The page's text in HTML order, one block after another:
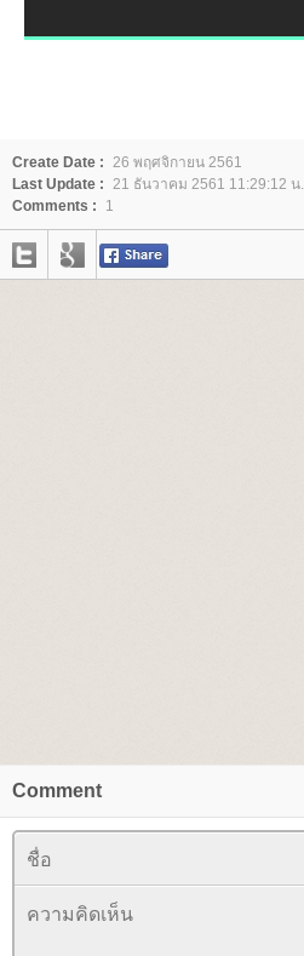
Create Date : 26 พฤศจิกายน 2561
Last Update : 21 ธันวาคม 2561 11:29:12 น.
Comments :
1
Comment